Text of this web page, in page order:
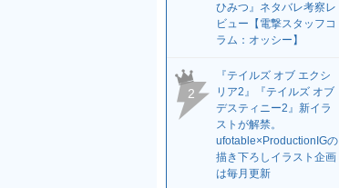
ひみつ』ネタバレ考察レ
ビュー【電撃スタッフコ
ラム：オッシー】
2
『テイルズ オブ エクシ
リア2』『テイルズ オブ
デスティニー2』新イラ
ストが解禁。
ufotable×ProductionIGの
描き下ろしイラスト企画
は毎月更新